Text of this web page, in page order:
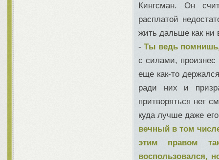
Кингсман. Он
расплатой
жить дальше как ни
- Ты ведь
с силами, произнес
еще как-то
ради них и
притворяться нет
куда лучше даже
вечный в том
этим правом
воспользовался,